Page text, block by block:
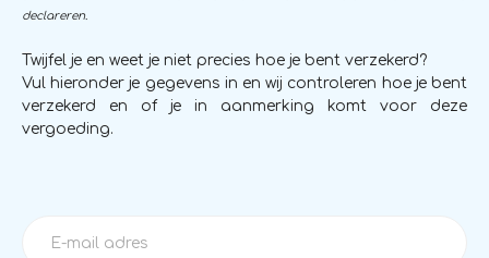
declareren
Twijfel je en weet je niet precies hoe je bent verzekerd?
Vul hieronder je gegevens in en wij controleren hoe je bent
verzekerd en of je in aanmerking komt voor deze
vergoeding.